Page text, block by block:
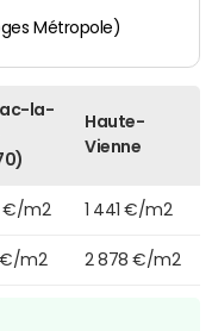
Métropole)
la-
Haute-
Vienne
€/m2 1 441 €/m2
€/m2 2 878 €/m2